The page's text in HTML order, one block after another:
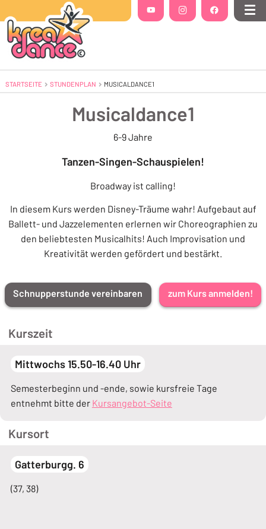
YouTube(Öffnet in einem neuen Tab oder
Instagram(Öffnet in einem neuen
Facebook(Öffnet in
STARTSEITE STUNDENPLAN AKTUELL: MUSICALDANCE1
MUSICALDANCE1
Musicaldance1
6-9 Jahre
Tanzen-Singen-Schauspielen!
Broadway ist calling!
In diesem Kurs werden Disney-Träume wahr! Aufgebaut auf
Ballett- und Jazzelementen erlernen wir Choreographien zu
den beliebtesten Musicalhits! Auch Improvisation und
Kreativität werden gefördert und bestärkt.
Schnupperstunde vereinbaren zum Kurs anmelden!
Kurszeit
Mittwochs 15.50-16.40 Uhr
Semesterbeginn und -ende, sowie kursfreie Tage
entnehmt bitte der Kursangebot-Seite
Kursort
Gatterburgg. 6
(37, 38)